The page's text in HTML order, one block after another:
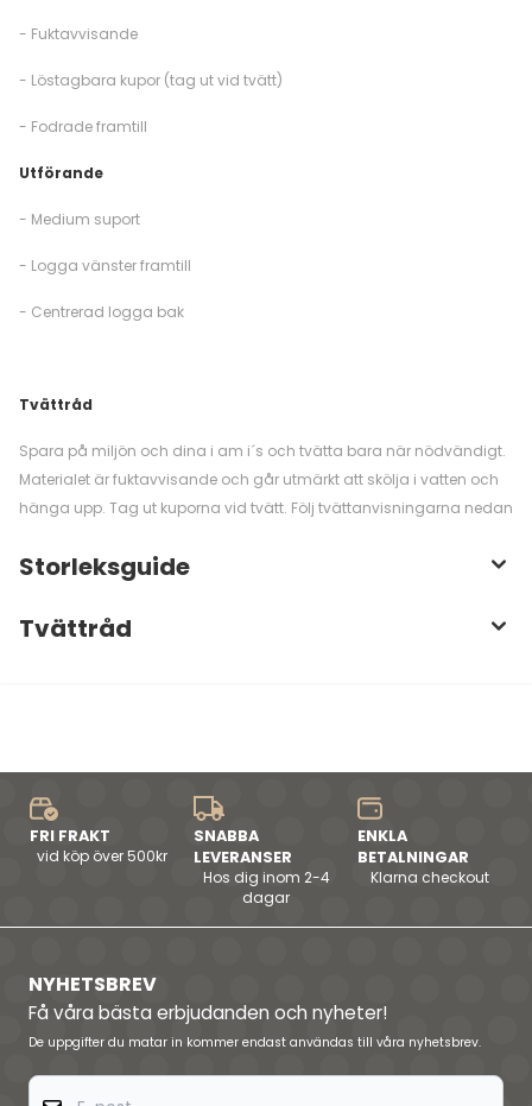
- Fuktavvisande
- Löstagbara kupor (tag ut vid tvätt)
- Fodrade framtill
Utförande
- Medium suport
- Logga vänster framtill
- Centrerad logga bak
Tvättråd
Spara på miljön och dina i am i´s och tvätta bara när nödvändigt.
Materialet är fuktavvisande och går utmärkt att skölja i vatten och
hänga upp. Tag ut kuporna vid tvätt. Följ tvättanvisningarna nedan
Storleksguide
Tvättråd
FRI FRAKT
vid köp över 500kr
SNABBA
LEVERANSER
Hos dig inom 2-4
dagar
ENKLA
BETALNINGAR
Klarna checkout
NYHETSBREV
Få våra bästa erbjudanden och nyheter!
De uppgifter du matar in kommer endast användas till våra nyhetsbrev.
E-post